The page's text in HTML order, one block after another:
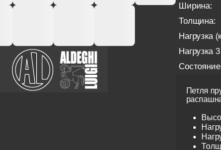
Ширина:
Толщина:
Нагрузка
Нагрузка 3
Петля